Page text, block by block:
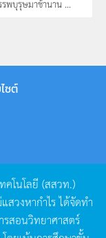
พบุรุษมาช้านาน ...
ซต์
คโนโลยี (สสวท.)
สวงหากำไรได้จัดทำ
รสอนวิทยาศาสตร์